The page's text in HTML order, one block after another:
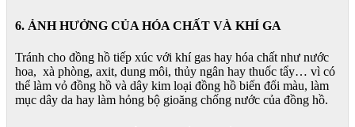
6. ẢNH HƯỞNG CỦA HÓA CHẤT VÀ KHÍ GA
Tránh cho đồng hồ tiếp xúc với khí gas hay hóa chất như nước
hoa, xà phòng, axit, dung môi, thủy ngân hay thuốc tẩy… vì có
thể làm vỏ đồng hồ và dây kim loại đồng hồ biến đổi màu, làm
mục dây da hay làm hỏng bộ gioăng chống nước của đồng hồ.